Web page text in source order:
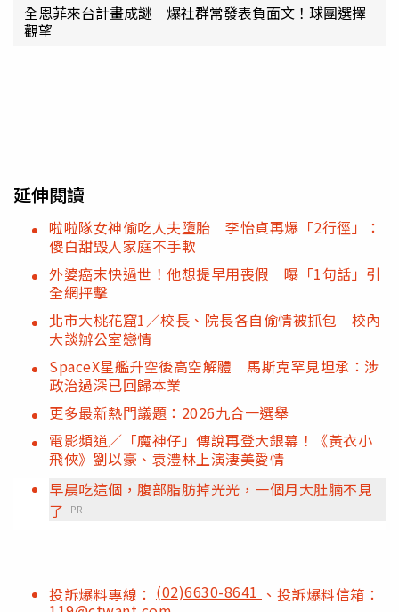
全恩菲來台計畫成謎 爆社群常發表負面文！球團選擇
觀望
延伸閱讀
啦啦隊女神偷吃人夫墮胎 李怡貞再爆「2行徑」：
傻白甜毀人家庭不手軟
外婆癌末快過世！他想提早用喪假 曝「1句話」引
全網抨擊
北市大桃花窟1／校長、院長各自偷情被抓包 校內
大談辦公室戀情
SpaceX星艦升空後高空解體 馬斯克罕見坦承：涉
政治過深已回歸本業
更多最新熱門議題：2026九合一選舉
電影頻道／「魔神仔」傳說再登大銀幕！《黃衣小
飛俠》劉以豪、袁澧林上演淒美愛情
早晨吃這個，腹部脂肪掉光光，一個月大肚腩不見
了
PR
投訴爆料專線： (02)6630-8641 、投訴爆料信箱：